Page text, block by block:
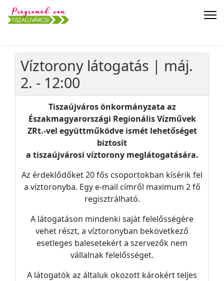
Víztorony látogatás | máj.
2. - 12:00
Tiszaújváros önkormányzata az
Északmagyarországi Regionális Vízművek
ZRt.-vel együttműködve ismét lehetőséget
biztosít
a tiszaújvárosi víztorony meglátogatására.
Az érdeklődőket 20 fős csoportokban kísérik fel
a víztoronyba. Egy e-mail címről maximum 2 fő
regisztrálható.
A látogatáson mindenki saját felelősségére
vehet részt, a víztoronyban bekövetkező
esetleges balesetekért a szervezők nem
vállalnak felelősséget.
A látogatók az általuk okozott károkért teljes